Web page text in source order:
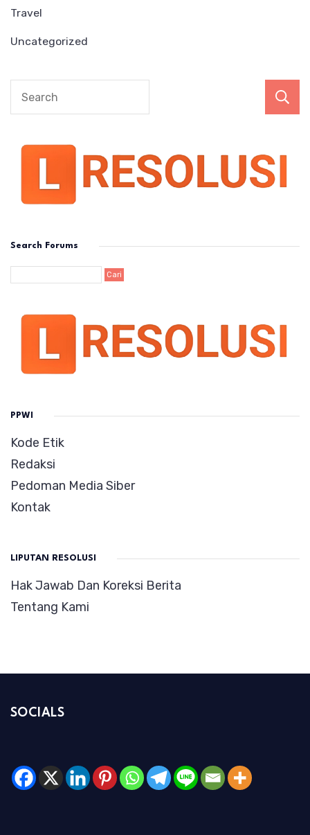
Travel
Uncategorized
Search Forums
PPWI
Kode Etik
Redaksi
Pedoman Media Siber
Kontak
LIPUTAN RESOLUSI
Hak Jawab Dan Koreksi Berita
Tentang Kami
SOCIALS